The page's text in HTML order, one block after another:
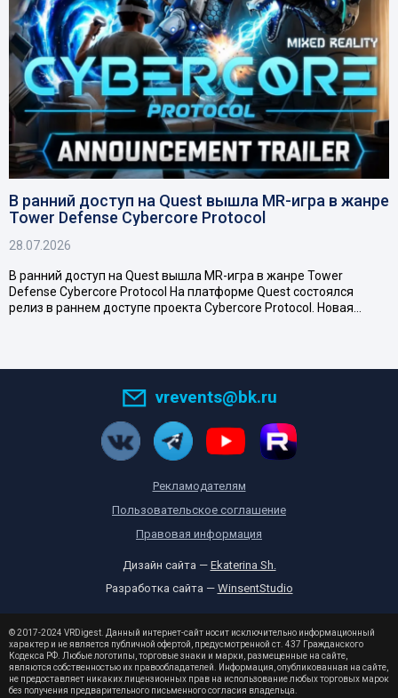
В ранний доступ на Quest вышла MR-игра в жанре
Tower Defense Cybercore Protocol
28.07.2026
В ранний доступ на Quest вышла MR-игра в жанре Tower
Defense Cybercore Protocol На платформе Quest состоялся
релиз в раннем доступе проекта Cybercore Protocol. Новая…
vrevents@bk.ru
Рекламодателям
Пользовательское соглашение
Правовая информация
Дизайн сайта — Ekaterina Sh.
Разработка сайта — WinsentStudio
© 2017-2024 VRDigest. Данный интернет-сайт носит исключительно информационный
характер и не является публичной офертой, предусмотренной ст. 437 Гражданского
Кодекса РФ. Любые логотипы, торговые знаки и марки, размещенные на сайте,
являются собственностью их правообладателей. Информация, опубликованная на сайте,
не предоставляет никаких лицензионных прав на использование любых торговых марок
без получения предварительного письменного согласия владельца.